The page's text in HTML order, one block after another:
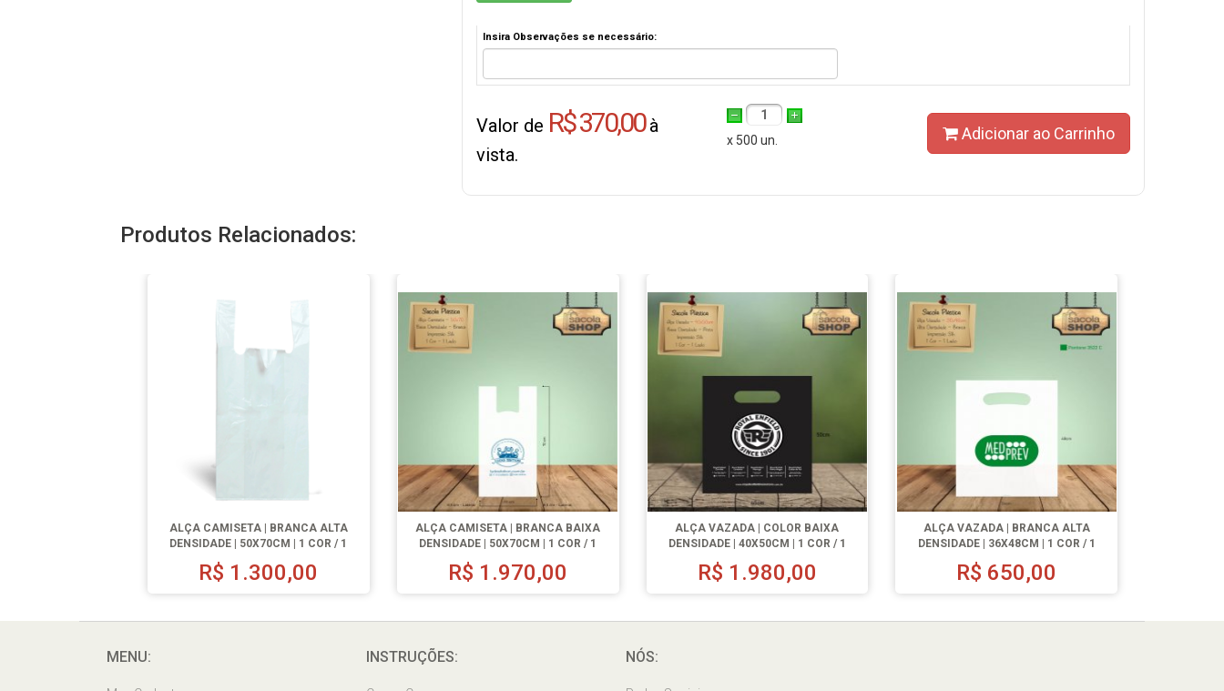
Insira Observações se necessário:
Valor de R$ 370,00à
vista.
1
x 500 un.
Adicionar ao Carrinho
Produtos Relacionados:
ALÇA CAMISETA | BRANCA ALTA
DENSIDADE | 50X70CM | 1 COR / 1
LADO | 1000 UN.
R$ 1.300,00
ALÇA CAMISETA | BRANCA BAIXA
DENSIDADE | 50X70CM | 1 COR / 1
LADO | 1000 UN.
R$ 1.970,00
ALÇA VAZADA | COLOR BAIXA
DENSIDADE | 40X50CM | 1 COR / 1
LADO | 1000 UN.
R$ 1.980,00
ALÇA VAZADA | BRANCA ALTA
DENSIDADE | 36X48CM | 1 COR / 1
LADO | 500 UN.
R$ 650,00
MENU: INSTRUÇÕES: NÓS: